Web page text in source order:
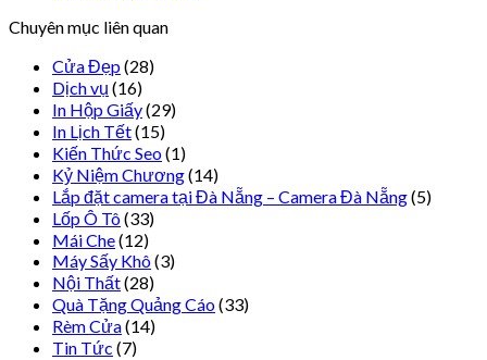
Chuyên mục liên quan
Cửa Đẹp(28)
Dịch vụ (16)
In Hộp Giấy(29)
In Lịch Tết(15)
Kiến Thức Seo(1)
Kỷ Niệm Chương(14)
Lắp đặt camera tại Đà Nẵng – Camera Đà Nẵng(5)
Lốp Ô Tô(33)
Mái Che(12)
Máy Sấy Khô(3)
Nội Thất(28)
Quà Tặng Quảng Cáo(33)
Rèm Cửa(14)
Tin Tức (7)